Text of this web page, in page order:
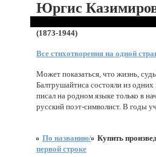
Юргис
(1873-1944)
Все стихотворения на одной
Может показаться, что жизнь,
Балтрушайтиса состояли из
писал на родном языке только в
русский поэт-символист. В годы
По названию/
первой строке
Купить